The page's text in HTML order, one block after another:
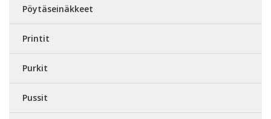
Pöytäseinäkkeet
Printit
Purkit
Pussit